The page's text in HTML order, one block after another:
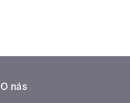
O nás